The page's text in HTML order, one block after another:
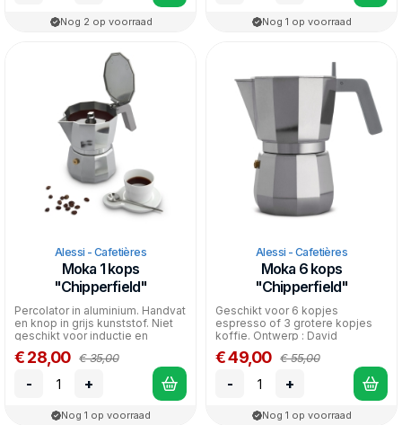
Nog 2 op voorraad Nog 1 op voorraad
Alessi - Cafetières
Moka 1 kops
"Chipperfield"
Percolator in aluminium. Handvat
en knop in grijs kunststof. Niet
geschikt voor inductie en
vaatwasmachi...
€ 28,00 € 35,00
- +
Nog 1 op voorraad
Alessi - Cafetières
Moka 6 kops
"Chipperfield"
Geschikt voor 6 kopjes
espresso of 3 grotere kopjes
koffie. Ontwerp : David
Chipperfield.
€ 49,00 € 55,00
- +
Nog 1 op voorraad